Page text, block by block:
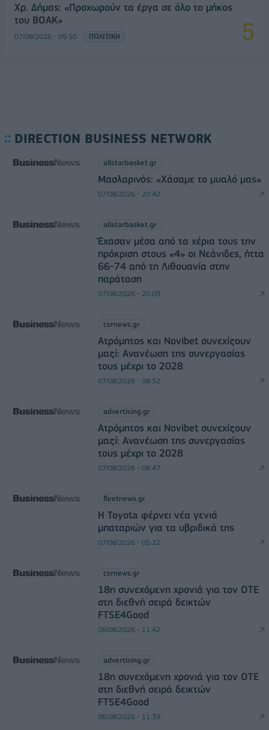
Χρ. Δήμας: «Προχωρούν τα έργα σε όλο το μήκος
του ΒΟΑΚ»
07/08/2026 - 09:50 ΠΟΛΙΤΙΚΗ
DIRECTION BUSINESS NETWORK
allstarbasket.gr
Μασλαρινός: «Χάσαμε το μυαλό μας»
07/08/2026 - 20:42
allstarbasket.gr
Έχασαν μέσα από τα χέρια τους την
πρόκριση στους «4» οι Νεάνιδες, ήττα
66-74 από τη Λιθουανία στην
παράταση
07/08/2026 - 20:09
csrnews.gr
Ατρόμητος και Novibet συνεχίζουν
μαζί: Ανανέωση της συνεργασίας
τους μέχρι το 2028
07/08/2026 - 08:52
advertising.gr
Ατρόμητος και Novibet συνεχίζουν
μαζί: Ανανέωση της συνεργασίας
τους μέχρι το 2028
07/08/2026 - 08:47
fleetnews.gr
Η Toyota φέρνει νέα γενιά
μπαταριών για τα υβριδικά της
07/08/2026 - 05:22
csrnews.gr
18η συνεχόμενη χρονιά για τον ΟΤΕ
στη διεθνή σειρά δεικτών
FTSE4Good
06/08/2026 - 11:42
advertising.gr
18η συνεχόμενη χρονιά για τον ΟΤΕ
στη διεθνή σειρά δεικτών
FTSE4Good
06/08/2026 - 11:39